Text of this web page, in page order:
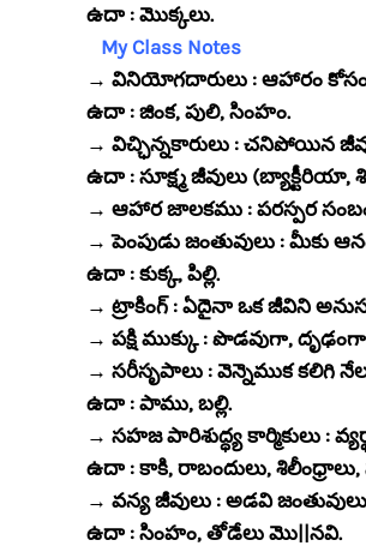
ఉదా : మొక్కలు.
My Class Notes
→ వినియోగదారులు : ఆహారం కోసం
ఉదా : జింక, పులి, సింహం.
→ విచ్ఛిన్నకారులు : చనిపోయిన
ఉదా : సూక్ష్మ జీవులు (బ్యాక్టీరియా,
→ ఆహార జాలకము : పరస్పర
→ పెంపుడు జంతువులు : మీకు
ఉదా : కుక్క, పిల్లి.
→ ట్రాకింగ్ : ఏదైనా ఒక జీవిని
→ పక్షి ముక్కు : పొడవుగా,
→ సరీసృపాలు : వెన్నెముక కలిగి
ఉదా : పాము, బల్లి.
→ సహజ పారిశుద్ధ్య కార్మికులు :
ఉదా : కాకి, రాబందులు, శిలీంధ్రాలు,
→ వన్య జీవులు : అడవి
ఉదా : సింహం, తోడేలు మొ||నవి.